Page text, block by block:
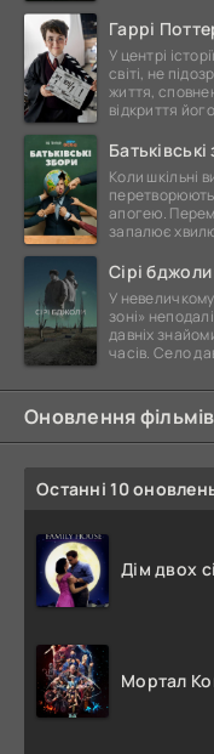
Гаррі
У центрі
світі, не
життя,
відкриття
Коли шкільні
апогею.
запалює
Сірі бджоли
У невеличкому
зоні»
давніх
часів. Село
Оновлення фільмів
Останні 10
Дім двох
Мортал